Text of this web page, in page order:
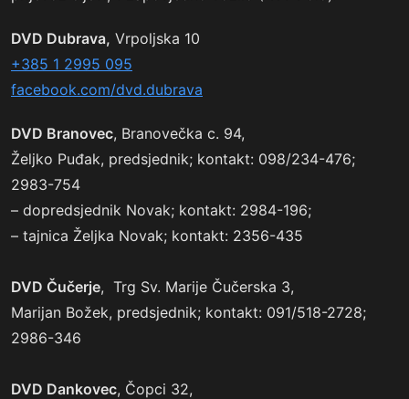
DVD Dubrava, Vrpoljska 10
+385 1 2995 095
facebook.com/dvd.dubrava
DVD Branovec, Branovečka c. 94,
Željko Puđak, predsjednik; kontakt: 098/234-476;
2983-754
– dopredsjednik Novak; kontakt: 2984-196;
– tajnica Željka Novak; kontakt: 2356-435
DVD Čučerje, Trg Sv. Marije Čučerska 3,
Marijan Božek, predsjednik; kontakt: 091/518-2728;
2986-346
DVD Dankovec, Čopci 32,